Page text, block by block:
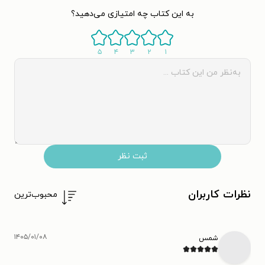
به این کتاب چه امتیازی می‌دهید؟
۱ ۲ ۳ ۴ ۵
ثبت نظر
نظرات کاربران محبوب‌ترین
شمس ۱۴۰۵/۰۱/۰۸